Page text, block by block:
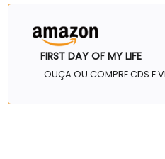
FIRST DAY OF MY LIFE
OUÇA OU COMPRE CDS E